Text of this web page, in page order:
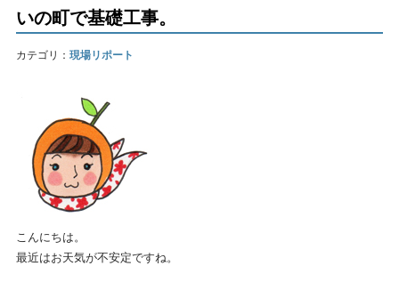
いの町で基礎工事。
カテゴリ： 現場リポート
こんにちは。
最近はお天気が不安定ですね。